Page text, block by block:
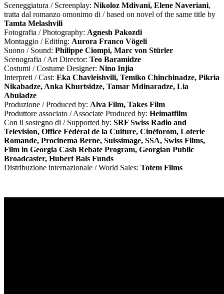
Sceneggiatura / Screenplay: Nikoloz Mdivani, Elene Naveriani,
tratta dal romanzo omonimo di / based on novel of the same title by
Tamta Melashvili
Fotografia / Photography: Agnesh Pakozdi
Montaggio / Editing: Aurora Franco Vögeli
Suono / Sound: Philippe Ciompi, Marc von Stürler
Scenografia / Art Director: Teo Baramidze
Costumi / Costume Designer: Nino Injia
Interpreti / Cast: Eka Chavleishvili, Temiko Chinchinadze, Pikria
Nikabadze, Anka Khurtsidze, Tamar Mdinaradze, Lia
Abuladze
Produzione / Produced by: Alva Film, Takes Film
Produttore associato / Associate Produced by: Heimatfilm
Con il sostegno di / Supported by: SRF Swiss Radio and
Television, Office Fédéral de la Culture, Cinéforom, Loterie
Romande, Procinema Berne, Suissimage, SSA, Swiss Films,
Film in Georgia Cash Rebate Program, Georgian Public
Broadcaster, Hubert Bals Funds
Distribuzione internazionale / World Sales: Totem Films